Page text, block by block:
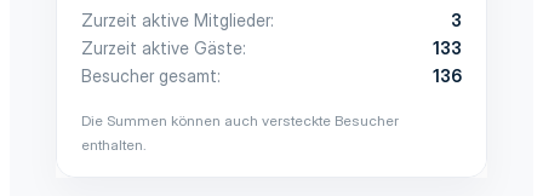
Zurzeit aktive Mitglieder
3
Zurzeit aktive Gäste
133
Besucher gesamt
136
Die Summen können auch versteckte Besucher
enthalten.